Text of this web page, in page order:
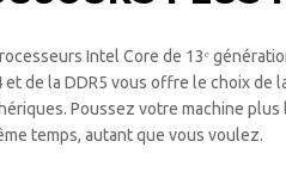
Intel Core de 13ᵉ
et de la DDR5 vous offre le choix
Poussez votre machine
temps, autant que vous voulez.